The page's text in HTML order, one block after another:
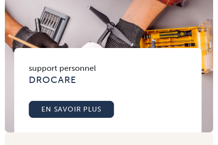
support personnel
DROCARE
EN SAVOIR PLUS